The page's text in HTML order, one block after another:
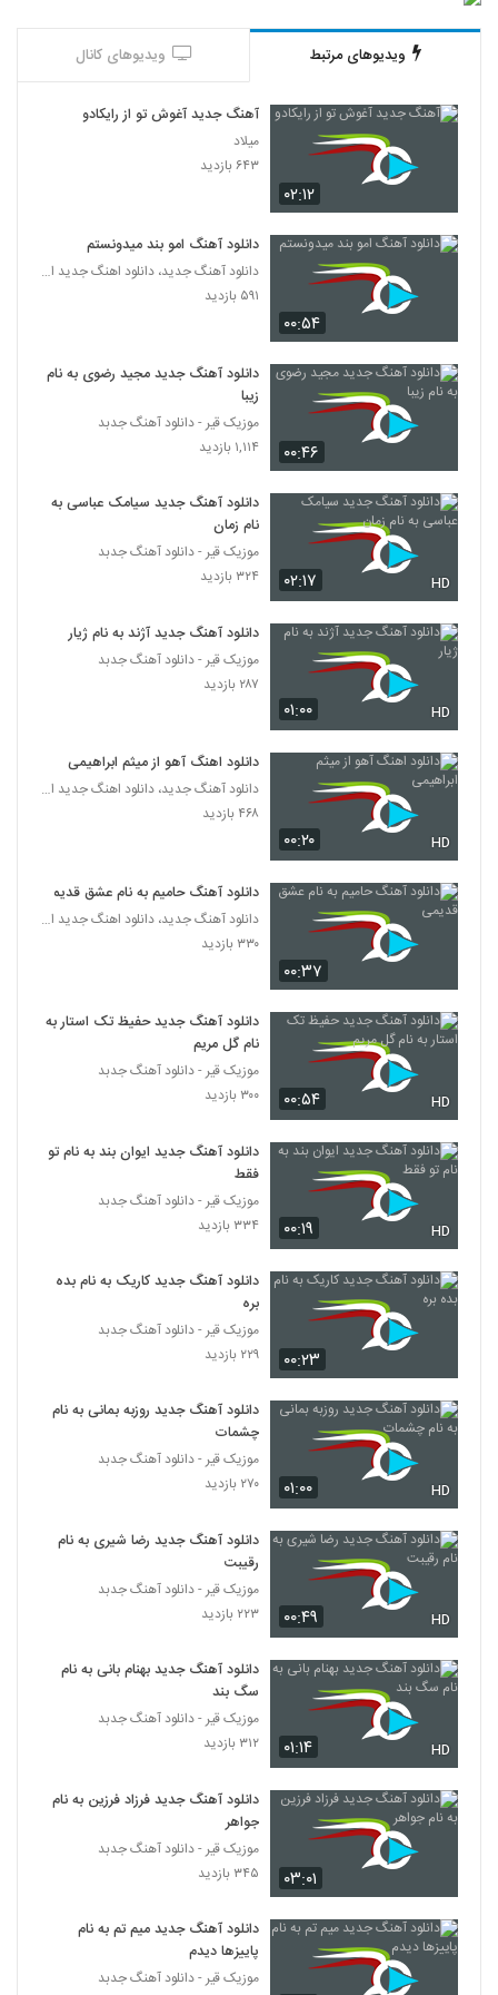
دانلود آهنگ متین جعفرزاده چه حال قشنگی
آهنگ امیر سینکی بنام بابام لره
379
دانلود آهنگ سی و چند سال از افشین آذری
۸۷۹ بازدید
آهنگ میلاد معروف بنام غرور لعنتی
۵۷۰ بازدید
Ferdowsi Roya)
382
۶۵۸ بازدید
383
موزیک زیبای بغض از سعید موسوی
۴۶۰ بازدید
دانلود آهنگ جدید و زیبای کوروش خواجوی با
نام یکی هست
۴۶۶ بازدید
385
دانلود آهنگ مسعود فروزانفر آرزو
386
Behrooz Ojaghi Intizar
دانلود آهنگ ای یار از بهرام واحدی
388
رضا صادقی آهنگ آره یا نه
آهنگ شب لعنتی از مبین رضازاده(پاپ)
۵۰۴ بازدید
آهنگ هادی ملکی بنام بی تو
391
دانلود آهنگ علی علی دوست داره (Ali Ali
Dooset Dare)
آهنگ ابوذر آزاد بنام دیل
393
موزیک زیبای من برات بی تابم از بابک آباد
۵۱۸ بازدید
آهنگ محمد بقایی پور بنام دیوونگی
395
دانلود آهنگ جدید و زیبای محمد مبارکی با نام
۶۴۸ بازدید
396
دانلود آهنگ گرفتار از نیما مظفری
۴۵۳ بازدید
دانلود آهنگ صادق صالحی یادم می مونه
398
دانلود آهنگ میلاد بهشتی بی اراده
۵۸۶ بازدید
آهنگ رویای یلدایی (رمیکس) از ساعد(پاپ)
ویدیوهای مرتبط ویدیوهای کانال
۰۲:۱۲
آهنگ جدید آغوش تو از رایکادو
میلاد
۶۴۳ بازدید
۰۰:۵۴
دانلود آهنگ امو بند میدونستم
دانلود آهنگ جدید، دانلود اهنگ جدید ایرانی
۵۹۱ بازدید
۰۰:۴۶
دانلود آهنگ جدید مجید رضوی به نام
زیبا
موزیک قیر - دانلود آهنگ جدبد
۱,۱۱۴ بازدید
۰۲:۱۷ HD
دانلود آهنگ جدید سیامک عباسی به
نام زمان
موزیک قیر - دانلود آهنگ جدبد
۳۲۴ بازدید
۰۱:۰۰ HD
دانلود آهنگ جدید آژند به نام ژیار
موزیک قیر - دانلود آهنگ جدبد
۲۸۷ بازدید
۰۰:۲۰ HD
دانلود اهنگ آهو از میثم ابراهیمی
دانلود آهنگ جدید، دانلود اهنگ جدید ایرانی
۴۶۸ بازدید
۰۰:۳۷
دانلود آهنگ حامیم به نام عشق قدیمی
دانلود آهنگ جدید، دانلود اهنگ جدید ایرانی
۳۳۰ بازدید
۰۰:۵۴ HD
دانلود آهنگ جدید حفیظ تک استار به
نام گل مریم
موزیک قیر - دانلود آهنگ جدبد
۳۰۰ بازدید
۰۰:۱۹ HD
دانلود آهنگ جدید ایوان بند به نام تو
فقط
موزیک قیر - دانلود آهنگ جدبد
۳۳۴ بازدید
۰۰:۲۳
دانلود آهنگ جدید کاریک به نام بده
بره
موزیک قیر - دانلود آهنگ جدبد
۲۲۹ بازدید
۰۱:۰۰ HD
دانلود آهنگ جدید روزبه بمانی به نام
چشمات
موزیک قیر - دانلود آهنگ جدبد
۲۷۰ بازدید
۰۰:۴۹ HD
دانلود آهنگ جدید رضا شیری به نام
رقیبت
موزیک قیر - دانلود آهنگ جدبد
۲۲۳ بازدید
۰۱:۱۴ HD
دانلود آهنگ جدید بهنام بانی به نام
سگ بند
موزیک قیر - دانلود آهنگ جدبد
۳۱۲ بازدید
۰۳:۰۱
دانلود آهنگ جدید فرزاد فرزین به نام
جواهر
موزیک قیر - دانلود آهنگ جدبد
۳۴۵ بازدید
دانلود آهنگ جدید میم تم به نام
پاییزها دیدم
موزیک قیر - دانلود آهنگ جدبد